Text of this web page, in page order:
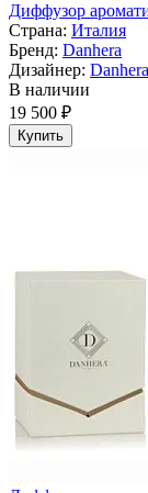
Диффузор
Страна: Италия
Бренд: Danhera
Дизайнер:
В наличии
19 500 ₽
Купить